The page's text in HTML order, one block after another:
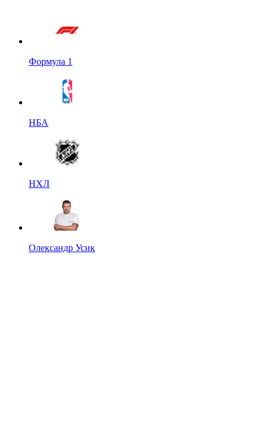
Формула 1
НБА
НХЛ
Олександр Усик